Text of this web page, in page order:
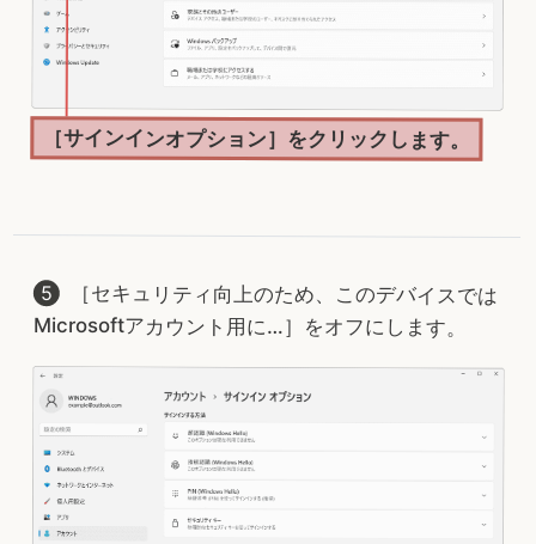
［サインインオプション］をクリックします。
［セキュリティ向上のため、このデバイスでは
Microsoftアカウント用に…］をオフにします。